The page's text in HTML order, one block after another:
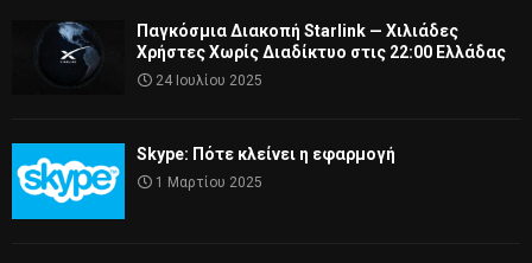
Παγκόσμια Διακοπή Starlink — Χιλιάδες
Χρήστες Χωρίς Διαδίκτυο στις 22:00 Ελλάδας
24 Ιουλίου 2025
Skype: Πότε κλείνει η εφαρμογή
1 Μαρτίου 2025